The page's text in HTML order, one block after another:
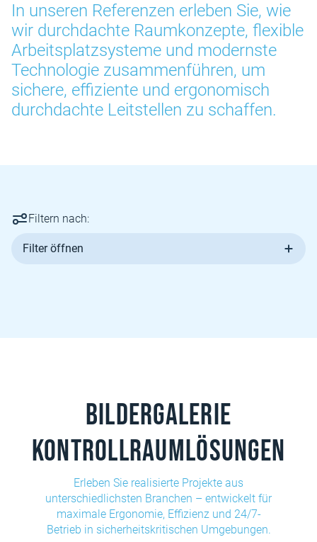
In unseren Referenzen erleben Sie, wie
wir durchdachte Raumkonzepte, flexible
Arbeitsplatzsysteme und modernste
Technologie zusammenführen, um
sichere, effiziente und ergonomisch
durchdachte Leitstellen zu schaffen.
Filtern nach:
Filter öffnen
Bildergalerie
Kontrollraumlösungen
Erleben Sie realisierte Projekte aus
unterschiedlichsten Branchen – entwickelt für
maximale Ergonomie, Effizienz und 24/7-
Betrieb in sicherheitskritischen Umgebungen.